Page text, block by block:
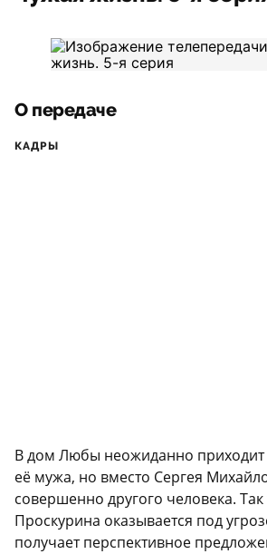
О передаче
КАДРЫ
В дом Любы неожиданно
её мужа, но вместо Сергея
совершенно другого человека. Так
Проскурина оказывается под
получает перспективное